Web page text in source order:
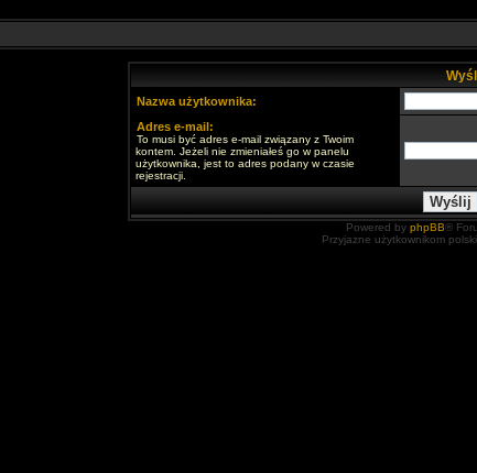
Nazwa użytkownika:
Adres e-mail:
To musi być adres e-mail związany z Twoim
kontem. Jeżeli nie zmieniałeś go w panelu
użytkownika, jest to adres podany w czasie
rejestracji.
Powered by phpBB®
Przyjazne użytkownikom